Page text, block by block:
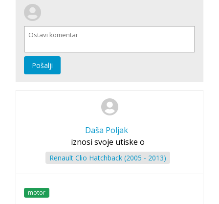
Pošalji
Daša Poljak
iznosi svoje utiske o
Renault Clio Hatchback (2005 - 2013)
motor